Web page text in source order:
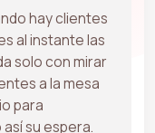
hay clientes
al instante las
solo con mirar
a la mesa
para
su espera.